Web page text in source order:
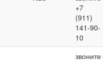
+7
(911)
141-90-
10
звоните